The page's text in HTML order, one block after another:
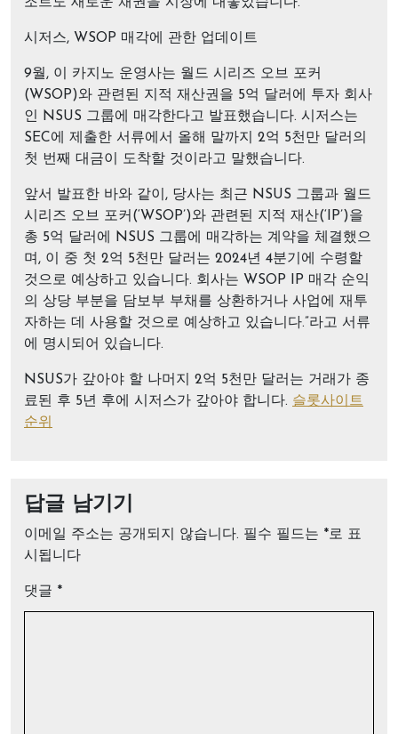
조트도 새로운 채권을 시장에 내놓았습니다.
시저스, WSOP 매각에 관한 업데이트
9월, 이 카지노 운영사는 월드 시리즈 오브 포커
(WSOP)와 관련된 지적 재산권을 5억 달러에 투자 회사
인 NSUS 그룹에 매각한다고 발표했습니다. 시저스는
SEC에 제출한 서류에서 올해 말까지 2억 5천만 달러의
첫 번째 대금이 도착할 것이라고 말했습니다.
앞서 발표한 바와 같이, 당사는 최근 NSUS 그룹과 월드
시리즈 오브 포커(‘WSOP’)와 관련된 지적 재산(‘IP’)을
총 5억 달러에 NSUS 그룹에 매각하는 계약을 체결했으
며, 이 중 첫 2억 5천만 달러는 2024년 4분기에 수령할
것으로 예상하고 있습니다. 회사는 WSOP IP 매각 순익
의 상당 부분을 담보부 부채를 상환하거나 사업에 재투
자하는 데 사용할 것으로 예상하고 있습니다.”라고 서류
에 명시되어 있습니다.
NSUS가 갚아야 할 나머지 2억 5천만 달러는 거래가 종
료된 후 5년 후에 시저스가 갚아야 합니다. 슬롯사이트
순위
답글 남기기
이메일 주소는 공개되지 않습니다. 필수 필드는 *로 표
시됩니다
댓글 *